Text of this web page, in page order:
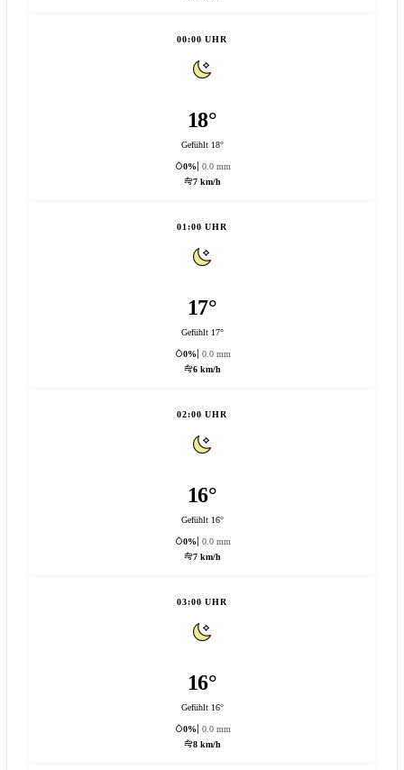
00:00 UHR
18°
Gefühlt 18°
0%
0.0 mm
7 km/h
01:00 UHR
17°
Gefühlt 17°
0%
0.0 mm
6 km/h
02:00 UHR
16°
Gefühlt 16°
0%
0.0 mm
7 km/h
03:00 UHR
16°
Gefühlt 16°
0%
0.0 mm
8 km/h